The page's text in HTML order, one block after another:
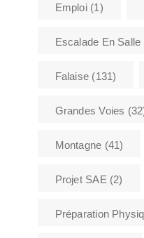
Emploi(1)
Escalade En Salle
Falaise (131)
Grandes Voies
Montagne (41)
Projet SAE (2)
Préparation